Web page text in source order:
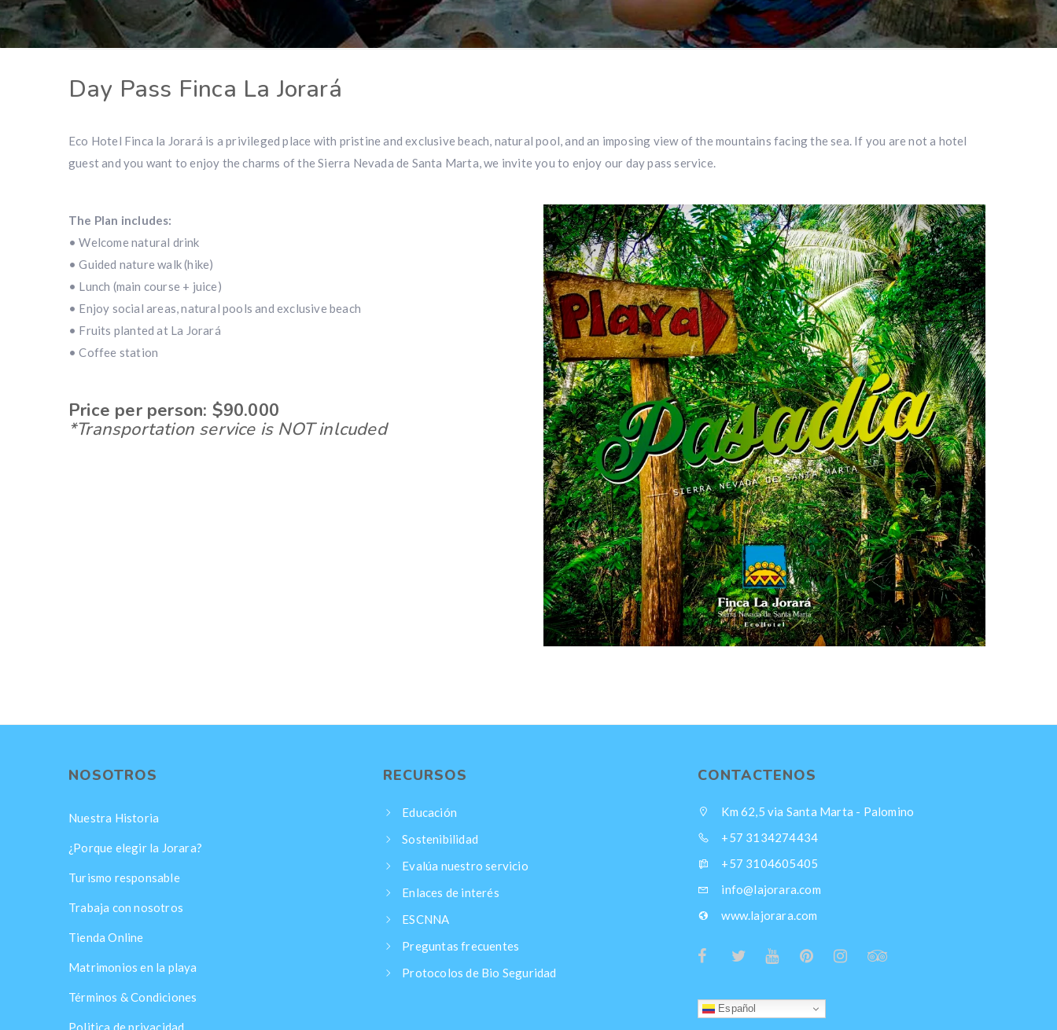
Day Pass Finca La Jorará
Eco Hotel Finca la Jorará is a privileged place with pristine and exclusive beach, natural pool, and an imposing view of the mountains facing the sea. If you are not a hotel
guest and you want to enjoy the charms of the Sierra Nevada de Santa Marta, we invite you to enjoy our day pass service.
The Plan includes:
• Welcome natural drink
• Guided nature walk (hike)
• Lunch (main course + juice)
• Enjoy social areas, natural pools and exclusive beach
• Fruits planted at La Jorará
• Coffee station
Price per person: $90.000
*Transportation service is NOT inlcuded
NOSOTROS
Nuestra Historia
¿Porque elegir la Jorara?
Turismo responsable
Trabaja con nosotros
Tienda Online
Matrimonios en la playa
Términos & Condiciones
Politica de privacidad
RECURSOS
Educación
Sostenibilidad
Evalúa nuestro servicio
Enlaces de interés
ESCNNA
Preguntas frecuentes
Protocolos de Bio Seguridad
CONTACTENOS
Km 62,5 via Santa Marta - Palomino
+57 3134274434
+57 3104605405
info@lajorara.com
www.lajorara.com
Español